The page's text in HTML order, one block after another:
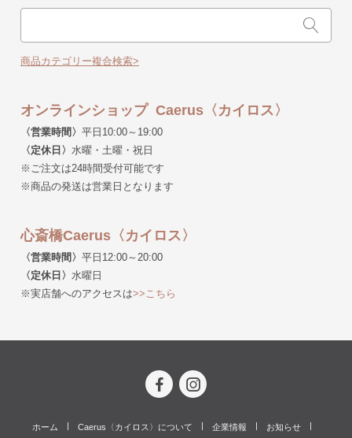
商品カテゴリー複合検索>
オンラインショップ Caerus〈カイロス〉
〈営業時間〉 平日10:00～19:00
〈定休日〉 水曜・土曜・祝日
※ご注文は24時間受付可能です
※商品の発送は営業日となります
心斎橋Caerus〈カイロス〉
〈営業時間〉 平日12:00～20:00
〈定休日〉 水曜日
※実店舗へのアクセスは>>こちら
ホーム Caerus〈カイロス〉について 企業情報 お知らせ